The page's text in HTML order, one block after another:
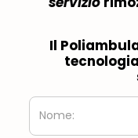
Il
Nome: